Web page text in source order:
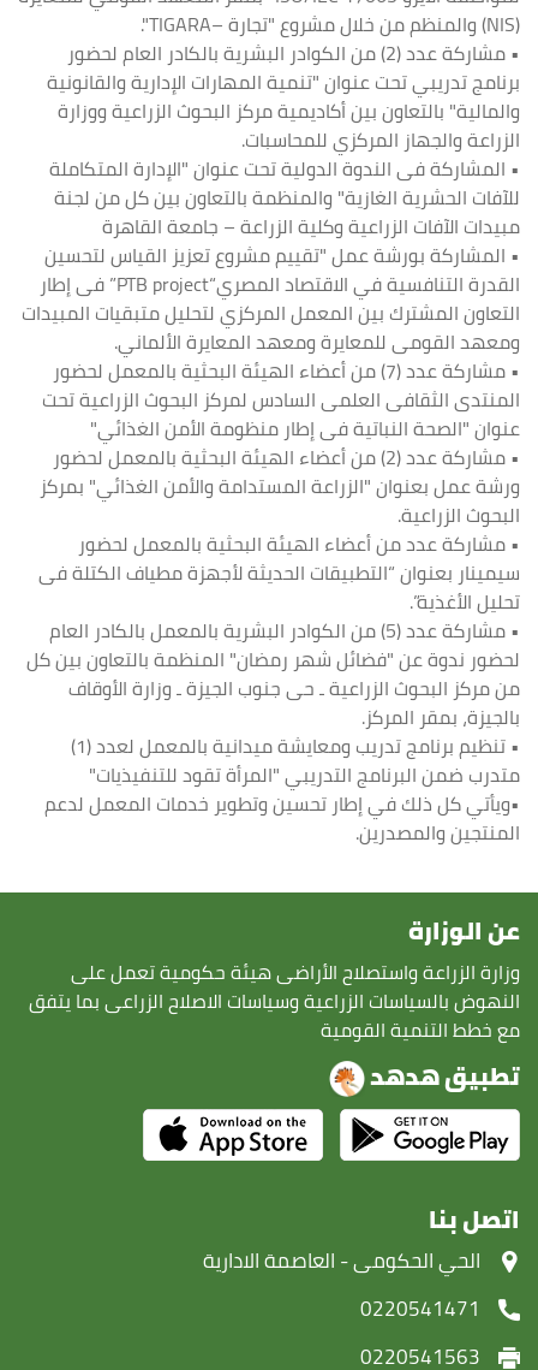
(NIS) والمنظم من خلال مشروع "تجارة –TIGARA".
• مشاركة عدد (2) من الكوادر البشرية بالكادر العام لحضور
برنامج تدريبي تحت عنوان "تنمية المهارات الإدارية والقانونية
والمالية" بالتعاون بين أكاديمية مركز البحوث الزراعية ووزارة
الزراعة والجهاز المركزي للمحاسبات.
• المشاركة فى الندوة الدولية تحت عنوان "الإدارة المتكاملة
للآفات الحشرية الغازية" والمنظمة بالتعاون بين كل من لجنة
مبيدات الآفات الزراعية وكلية الزراعة – جامعة القاهرة
• المشاركة بورشة عمل "تقييم مشروع تعزيز القياس لتحسين
القدرة التنافسية في الاقتصاد المصري“PTB project” فى إطار
التعاون المشترك بين المعمل المركزي لتحليل متبقيات المبيدات
ومعهد القومى للمعايرة ومعهد المعايرة الألماني.
• مشاركة عدد (7) من أعضاء الهيئة البحثية بالمعمل لحضور
المنتدى الثقافى العلمى السادس لمركز البحوث الزراعية تحت
عنوان "الصحة النباتية فى إطار منظومة الأمن الغذائي"
• مشاركة عدد (2) من أعضاء الهيئة البحثية بالمعمل لحضور
ورشة عمل بعنوان "الزراعة المستدامة والأمن الغذائي" بمركز
البحوث الزراعية.
• مشاركة عدد من أعضاء الهيئة البحثية بالمعمل لحضور
سيمينار بعنوان “التطبيقات الحديثة لأجهزة مطياف الكتلة فى
تحليل الأغذية”.
• مشاركة عدد (5) من الكوادر البشرية بالمعمل بالكادر العام
لحضور ندوة عن "فضائل شهر رمضان" المنظمة بالتعاون بين كل
من مركز البحوث الزراعية ـ حى جنوب الجيزة ـ وزارة الأوقاف
بالجيزة، بمقر المركز.
• تنظيم برنامج تدريب ومعايشة ميدانية بالمعمل لعدد (1)
متدرب ضمن البرنامج التدريبي "المرأة تقود للتنفيذيات"
•ويأتي كل ذلك في إطار تحسين وتطوير خدمات المعمل لدعم
المنتجين والمصدرين.
عن الوزارة
وزارة الزراعة واستصلاح الأراضى هيئة حكومية تعمل على
النهوض بالسياسات الزراعية وسياسات الاصلاح الزراعى بما يتفق
مع خطط التنمية القومية
تطبيق هدهد
اتصل بنا
‏الحي الحكومى - العاصمة الادارية
0220541471
0220541563